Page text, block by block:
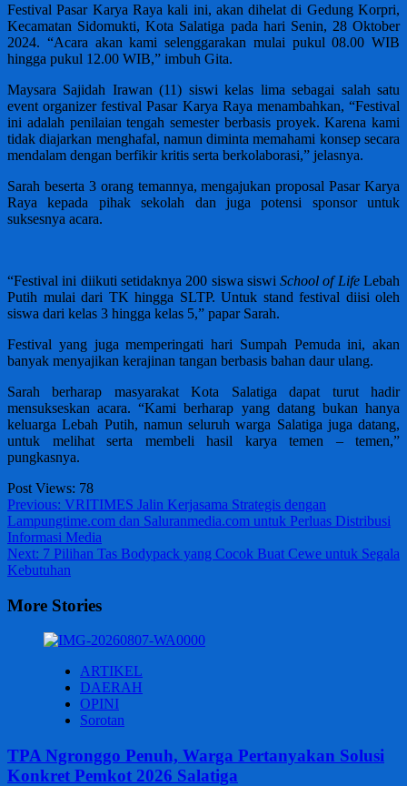
Festival Pasar Karya Raya kali ini, akan dihelat di Gedung Korpri,
Kecamatan Sidomukti, Kota Salatiga pada hari Senin, 28 Oktober
2024. “Acara akan kami selenggarakan mulai pukul 08.00 WIB
hingga pukul 12.00 WIB,” imbuh Gita.
Maysara Sajidah Irawan (11) siswi kelas lima sebagai salah satu
event organizer festival Pasar Karya Raya menambahkan, “Festival
ini adalah penilaian tengah semester berbasis proyek. Karena kami
tidak diajarkan menghafal, namun diminta memahami konsep secara
mendalam dengan berfikir kritis serta berkolaborasi,” jelasnya.
Sarah beserta 3 orang temannya, mengajukan proposal Pasar Karya
Raya kepada pihak sekolah dan juga potensi sponsor untuk
suksesnya acara.
“Festival ini diikuti setidaknya 200 siswa siswiSchool of LifeLebah
Putih mulai dari TK hingga SLTP. Untuk stand festival diisi oleh
siswa dari kelas 3 hingga kelas 5,” papar Sarah.
Festival yang juga memperingati hari Sumpah Pemuda ini, akan
banyak menyajikan kerajinan tangan berbasis bahan daur ulang.
Sarah berharap masyarakat Kota Salatiga dapat turut hadir
mensukseskan acara. “Kami berharap yang datang bukan hanya
keluarga Lebah Putih, namun seluruh warga Salatiga juga datang,
untuk melihat serta membeli hasil karya temen – temen,”
pungkasnya.
Post Views: 78
Post
navigation
Previous: VRITIMES Jalin Kerjasama Strategis dengan
Lampungtime.com dan Saluranmedia.com untuk Perluas Distribusi
Informasi Media
Next: 7 Pilihan Tas Bodypack yang Cocok Buat Cewe untuk Segala
Kebutuhan
More Stories
ARTIKEL
DAERAH
OPINI
Sorotan
TPA Ngronggo Penuh, Warga Pertanyakan Solusi
Konkret Pemkot 2026 Salatiga